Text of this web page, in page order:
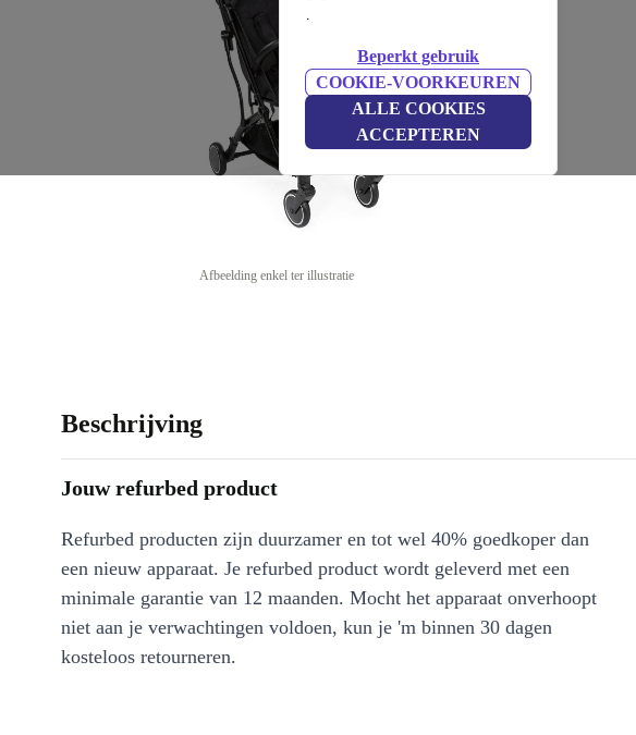
.
Beperkt gebruik
COOKIE-VOORKEUREN
ALLE COOKIES
ACCEPTEREN
Afbeelding enkel ter illustratie
Beschrijving
Jouw refurbed product
Refurbed producten zijn duurzamer en tot wel 40% goedkoper dan
een nieuw apparaat. Je refurbed product wordt geleverd met een
minimale garantie van 12 maanden. Mocht het apparaat onverhoopt
niet aan je verwachtingen voldoen, kun je 'm binnen 30 dagen
kosteloos retourneren.